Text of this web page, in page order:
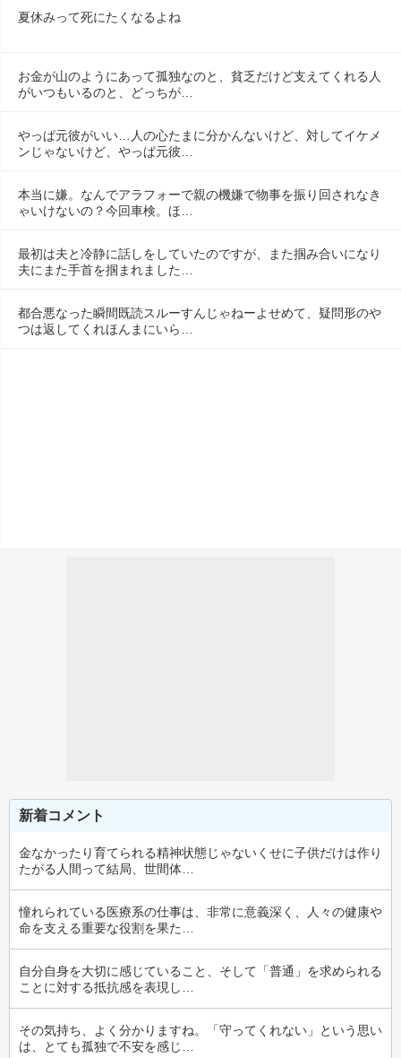
夏休みって死にたくなるよね
お金が山のようにあって孤独なのと、貧乏だけど支えてくれる人
がいつもいるのと、どっちが…
やっぱ元彼がいい…人の心たまに分かんないけど、対してイケメ
ンじゃないけど、やっぱ元彼…
本当に嫌。なんでアラフォーで親の機嫌で物事を振り回されなき
ゃいけないの？今回車検。ほ…
最初は夫と冷静に話しをしていたのですが、また掴み合いになり
夫にまた手首を掴まれました…
都合悪なった瞬間既読スルーすんじゃねーよせめて、疑問形のや
つは返してくれほんまにいら…
新着コメント
金なかったり育てられる精神状態じゃないくせに子供だけは作り
たがる人間って結局、世間体…
憧れられている医療系の仕事は、非常に意義深く、人々の健康や
命を支える重要な役割を果た…
自分自身を大切に感じていること、そして「普通」を求められる
ことに対する抵抗感を表現し…
その気持ち、よく分かりますね。「守ってくれない」という思い
は、とても孤独で不安を感じ…